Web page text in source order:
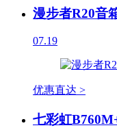
漫步者R20音
07.19
优惠直达 >
七彩虹